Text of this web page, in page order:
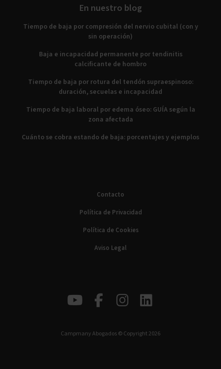
En nuestro blog
Tiempo de baja por compresión del nervio cubital (con y
sin operación)
Baja e incapacidad permanente por tendinitis
calcificante de hombro
Tiempo de baja por rotura del tendón supraespinoso:
duración, secuelas e incapacidad
Tiempo de baja laboral por edema óseo: GUÍA según la
zona afectada
Cuánto se cobra estando de baja: porcentajes y ejemplos
Contacto
Política de Privacidad
Política de Cookies
Aviso Legal
Campmany Abogados © Copyright 2026